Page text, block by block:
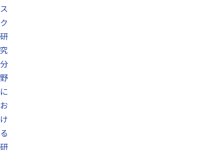
ス
ク
研
究
分
野
に
お
け
る
研